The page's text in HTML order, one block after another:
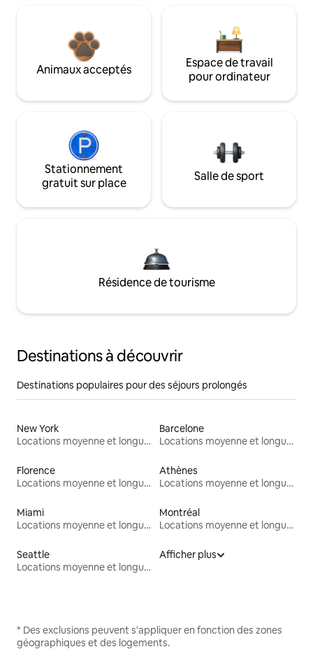
Animaux acceptés
Espace de travail
pour ordinateur
Stationnement
gratuit sur place
Salle de sport
Résidence de tourisme
Destinations à découvrir
Destinations populaires pour des séjours prolongés
New York
Locations moyenne et longue durée
Barcelone
Locations moyenne et longue durée
Florence
Locations moyenne et longue durée
Athènes
Locations moyenne et longue durée
Miami
Locations moyenne et longue durée
Montréal
Locations moyenne et longue durée
Seattle
Locations moyenne et longue durée
Afficher plus
* Des exclusions peuvent s'appliquer en fonction des zones
géographiques et des logements.